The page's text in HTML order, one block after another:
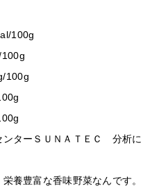
100g
ターＳＵＮＡＴＥＣ 分析に
養豊富な香味野菜なんです。